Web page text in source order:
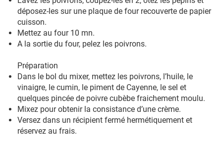
déposez-les sur une plaque de four recouverte de papier
cuisson.
Mettez au four 10 mn.
A la sortie du four, pelez les poivrons.
Préparation
Dans le bol du mixer, mettez les poivrons, l’huile, le
vinaigre, le cumin, le piment de Cayenne, le sel et
quelques pincée de poivre cubèbe fraichement moulu.
Mixez pour obtenir la consistance d’une crème.
Versez dans un récipient fermé hermétiquement et
réservez au frais.